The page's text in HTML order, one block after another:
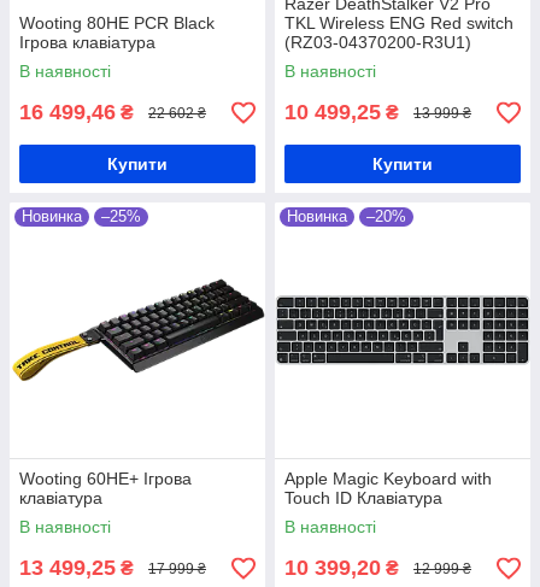
Wooting 80HE PCR Black
Ігрова клавіатура
В наявності
16 499,46 ₴ 22 602 ₴
Купити
Razer DeathStalker V2 Pro
TKL Wireless ENG Red switch
(RZ03-04370200-R3U1)
Ігрова клавіатура
В наявності
10 499,25 ₴ 13 999 ₴
Купити
Новинка –25%
Wooting 60HE+ Ігрова
клавіатура
В наявності
13 499,25 ₴ 17 999 ₴
Новинка –20%
Apple Magic Keyboard with
Touch ID Клавіатура
В наявності
10 399,20 ₴ 12 999 ₴